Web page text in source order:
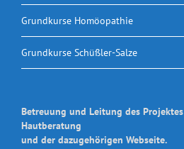
Grundkurse Homöopathie
Grundkurse Schüßler-Salze
Betreuung und Leitung des
Hautberatung
und der dazugehörigen Webseite.